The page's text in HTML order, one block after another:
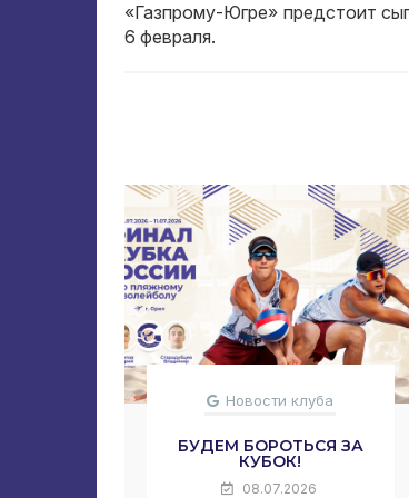
«Газпрому-Югре» предстоит
6 февраля.
Новости клуба
БУДЕМ БОРОТЬСЯ ЗА
КУБОК!
08.07.2026